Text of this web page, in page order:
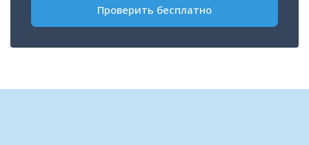
Проверить бесплатно